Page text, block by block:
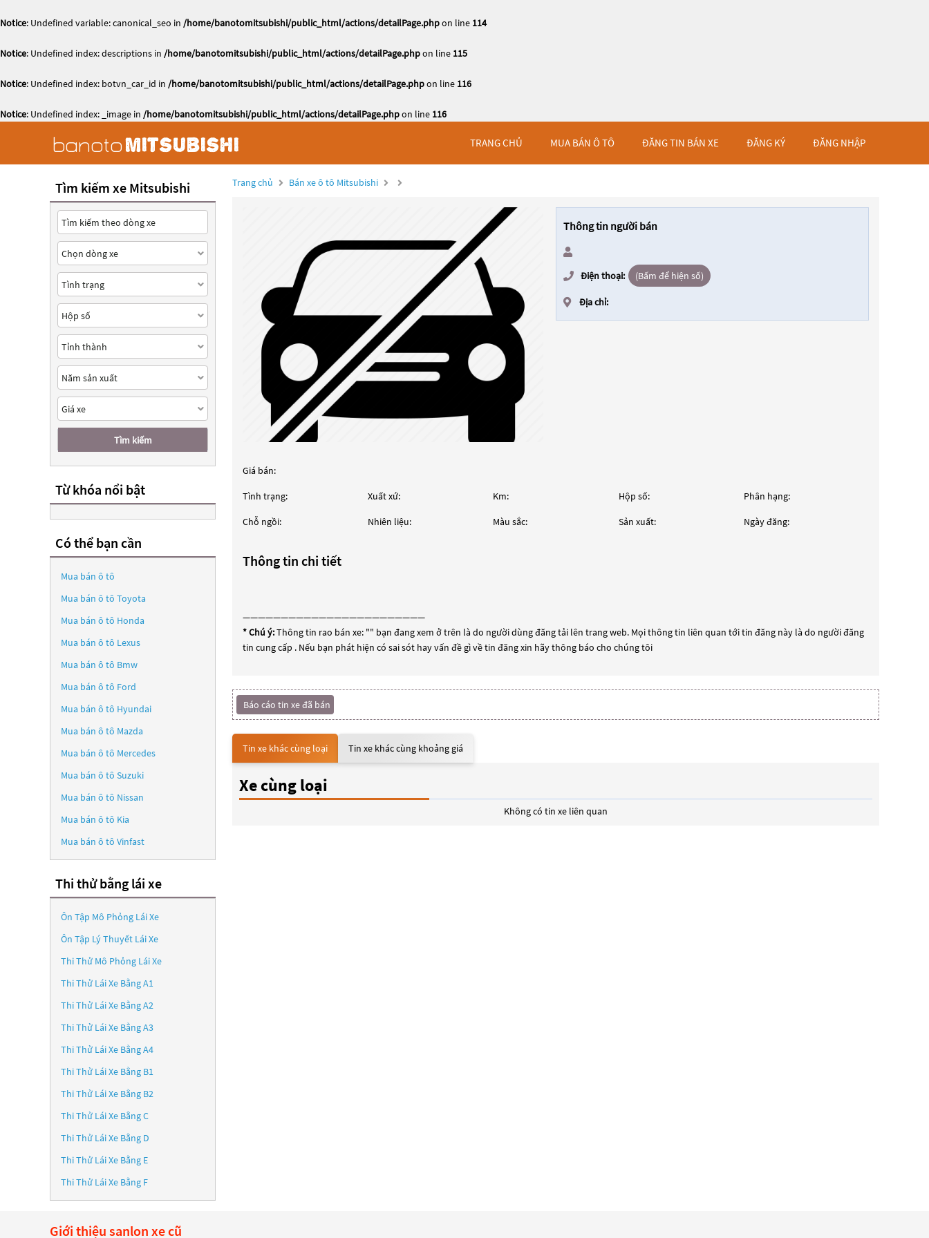
Notice: Undefined variable: canonical_seo in /home/banotomitsubishi/public_html/actions/detailPage.phpon line 114
Notice: Undefined index: descriptions in /home/banotomitsubishi/public_html/actions/detailPage.phpon line 115
Notice: Undefined index: botvn_car_id in /home/banotomitsubishi/public_html/actions/detailPage.phpon line 116
Notice: Undefined index: _image in /home/banotomitsubishi/public_html/actions/detailPage.phpon line 116
TRANG CHỦ MUA BÁN Ô TÔ ĐĂNG TIN BÁN XE ĐĂNG KÝ ĐĂNG NHẬP
Trang chủ Bán xe ô tô Mitsubishi
Thông tin người bán
Điện thoại: (Bấm để hiện số)
Địa chỉ:
Giá bán:
Tình trạng: Xuất xứ: Km: Hộp số: Phân hạng:
Chỗ ngồi: Nhiên liệu: Màu sắc: Sản xuất: Ngày đăng:
Thông tin chi tiết
————————————————————————
* Chú ý:Thông tin rao bán xe: "" bạn đang xem ở trên là do người dùng đăng tải lên trang web. Mọi thông tin liên quan tới tin đăng này là do người đăng
tin cung cấp . Nếu bạn phát hiện có sai sót hay vấn đề gì về tin đăng xin hãy thông báo cho chúng tôi
Báo cáo tin xe đã bán
Tin xe khác cùng loại Tin xe khác cùng khoảng giá
Xe cùng loại
Không có tin xe liên quan
Tìm kiếm xe Mitsubishi
Tìm kiếm
Từ khóa nổi bật
Có thể bạn cần
Mua bán ô tô
Mua bán ô tô Toyota
Mua bán ô tô Honda
Mua bán ô tô Lexus
Mua bán ô tô Bmw
Mua bán ô tô Ford
Mua bán ô tô Hyundai
Mua bán ô tô Mazda
Mua bán ô tô Mercedes
Mua bán ô tô Suzuki
Mua bán ô tô Nissan
Mua bán ô tô Kia
Mua bán ô tô Vinfast
Thi thử bằng lái xe
Ôn Tập Mô Phỏng Lái Xe
Ôn Tập Lý Thuyết Lái Xe
Thi Thử Mô Phỏng Lái Xe
Thi Thử Lái Xe Bằng A1
Thi Thử Lái Xe Bằng A2
Thi Thử Lái Xe Bằng A3
Thi Thử Lái Xe Bằng A4
Thi Thử Lái Xe Bằng B1
Thi Thử Lái Xe Bằng B2
Thi Thử Lái Xe Bằng C
Thi Thử Lái Xe Bằng D
Thi Thử Lái Xe Bằng E
Thi Thử Lái Xe Bằng F
Giới thiệu sanlon xe cũ